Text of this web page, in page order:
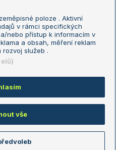
Nastavení soukromí
o zpracování osobních
Využíváme zpravodajství ČTK.
poloze . Aktivní
v rámci specifických
nebo přístup k informacím v
a obsah, měření reklam
rozvoj služeb .
vše